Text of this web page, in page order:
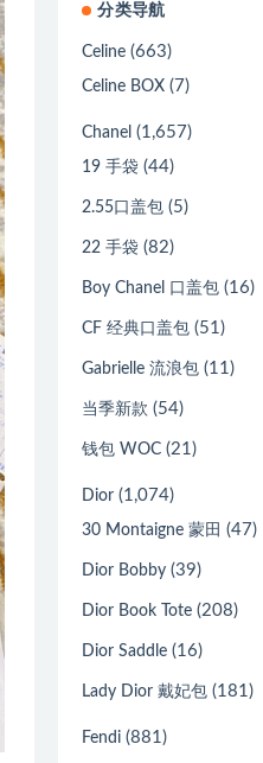
分类导航
Celine (663)
Celine BOX (7)
Chanel (1,657)
19 手袋 (44)
2.55口盖包 (5)
22 手袋 (82)
Boy Chanel 口盖包 (16)
CF 经典口盖包 (51)
Gabrielle 流浪包 (11)
当季新款 (54)
钱包 WOC (21)
Dior (1,074)
30 Montaigne 蒙田 (47)
Dior Bobby (39)
Dior Book Tote (208)
Dior Saddle (16)
Lady Dior 戴妃包 (181)
Fendi (881)